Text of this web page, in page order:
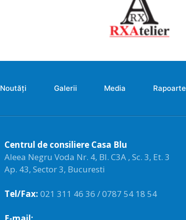
Noutăți Galerii Media Rapoarte
Centrul de consiliere Casa Blu
Aleea Negru Voda Nr. 4, Bl. C3A , Sc. 3, Et. 3
Ap. 43, Sector 3, Bucuresti
Tel/Fax: 021 311 46 36 / 0787 54 18 54